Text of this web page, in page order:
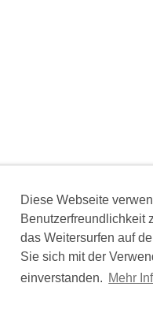
Diese Webseite
Benutzerfreundlichkeit
das Weitersurfen auf
Sie sich mit der
einverstanden. Mehr